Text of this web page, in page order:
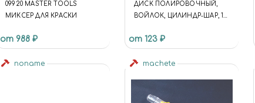
09920 MASTER TOOLS
МИКСЕР ДЛЯ КРАСКИ
от 988 ₽
ДИСК ПОЛИРОВОЧНЫЙ,
ВОЙЛОК, ЦИЛИНДР-ШАР, 10
JAS 2132
от 123 ₽
noname machete